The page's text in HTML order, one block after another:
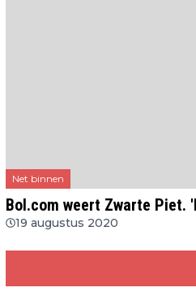
Net binnen
Bol.com weert Zwarte Piet.
19 augustus 2020